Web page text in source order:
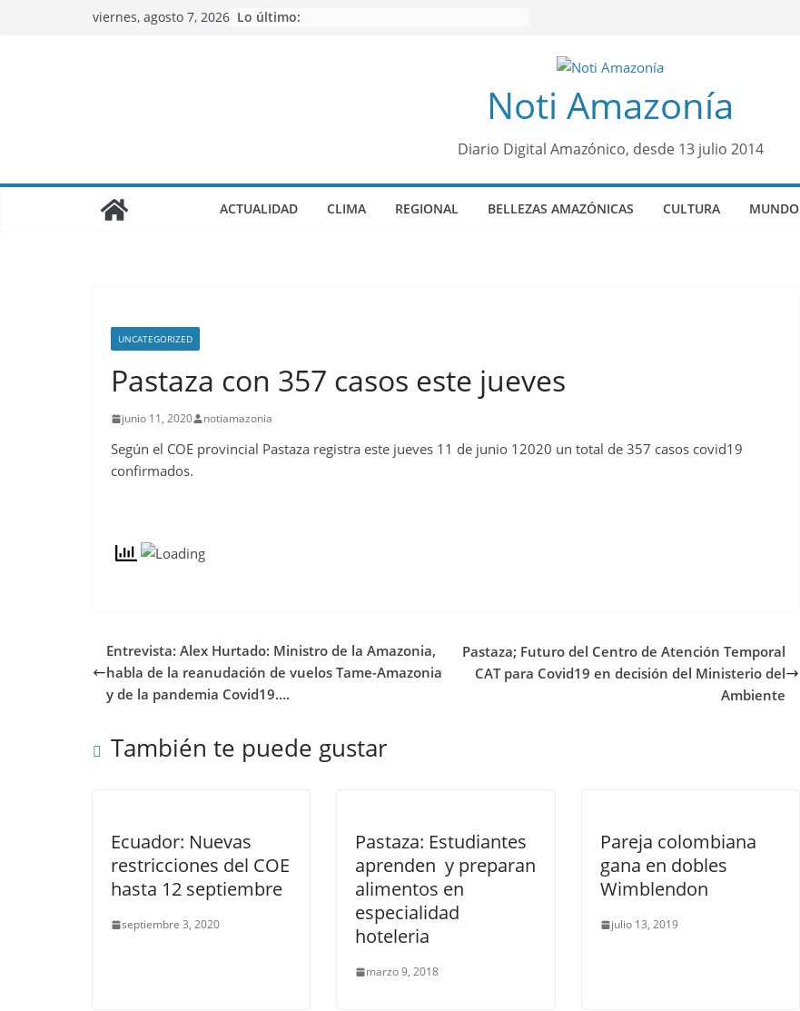
viernes, agosto 7, 2026 Lo último:
Noti Amazonía
Diario Digital Amazónico, desde 13 julio 2014
ACTUALIDAD CLIMA REGIONAL BELLEZAS AMAZÓNICAS CULTURA MUNDO
UNCATEGORIZED
Pastaza con 357 casos este jueves
junio 11, 2020 notiamazonia
Según el COE provincial Pastaza registra este jueves 11 de junio 12020 un total de 357 casos covid19
confirmados.
Entrevista: Alex Hurtado: Ministro de la Amazonia,
habla de la reanudación de vuelos Tame-Amazonia
y de la pandemia Covid19….
Pastaza; Futuro del Centro de Atención Temporal
CAT para Covid19 en decisión del Ministerio del
Ambiente
También te puede gustar
Ecuador: Nuevas
restricciones del COE
hasta 12 septiembre
septiembre 3, 2020
Pastaza: Estudiantes
aprenden y preparan
alimentos en
especialidad
hoteleria
marzo 9, 2018
Pareja colombiana
gana en dobles
Wimblendon
julio 13, 2019